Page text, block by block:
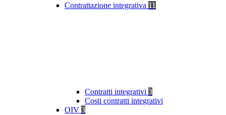
Contrattazione integrativa 11
Contratti integrativi 3
Costi contratti integrativi
OIV 3